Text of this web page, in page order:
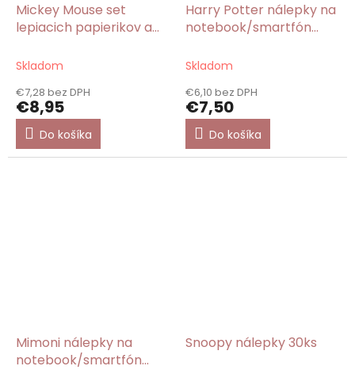
Mickey Mouse set
lepiacich papierikov a
Skladom
€7,28 bez DPH
€8,95
Do košíka
Harry Potter nálepky na
notebook/smartfón
Skladom
€6,10 bez DPH
€7,50
Do košíka
Mimoni nálepky na
notebook/smartfón
Snoopy nálepky 30ks